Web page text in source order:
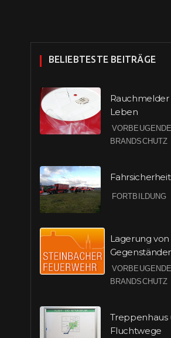
BELIEBTESTE BEITRÄGE
Leben
BRANDSCHUTZ
FORTBILDUNG
Lagerung von
BRANDSCHUTZ
Treppenhaus
Fluchtwege